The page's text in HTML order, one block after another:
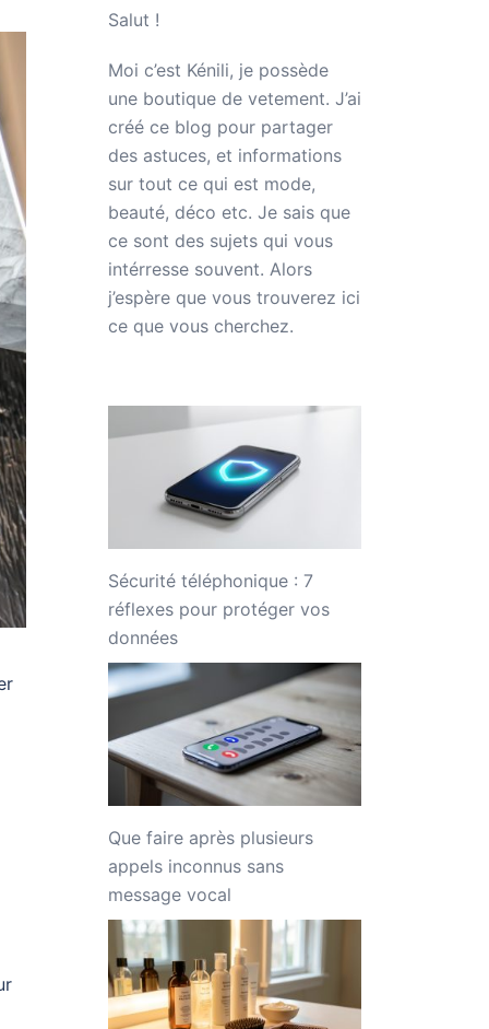
Salut !
Moi c’est Kénili, je possède
une boutique de vetement. J’ai
créé ce blog pour partager
des astuces, et informations
sur tout ce qui est mode,
beauté, déco etc. Je sais que
ce sont des sujets qui vous
intérresse souvent. Alors
j’espère que vous trouverez ici
ce que vous cherchez.
Sécurité téléphonique : 7
réflexes pour protéger vos
données
Que faire après plusieurs
appels inconnus sans
message vocal